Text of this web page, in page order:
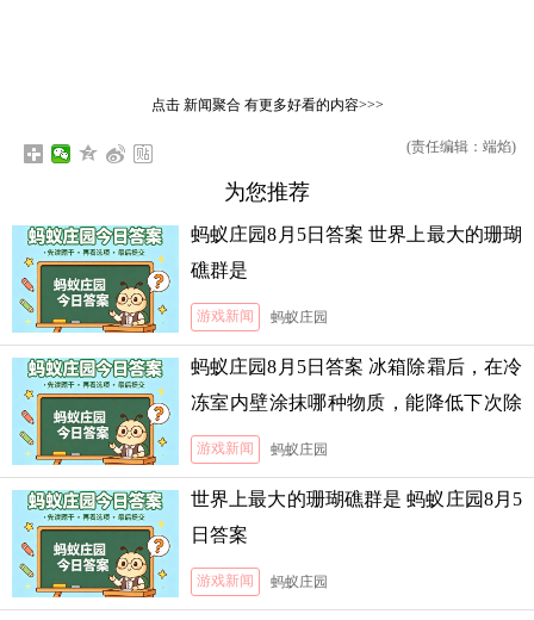
点击 新闻聚合有更多好看的内容>>>
(责任编辑：端焰)
为您推荐
蚂蚁庄园8月5日答案 世界上最大的珊瑚
礁群是
游戏新闻 蚂蚁庄园
蚂蚁庄园8月5日答案 冰箱除霜后，在冷
冻室内壁涂抹哪种物质，能降低下次除
霜的难度
游戏新闻 蚂蚁庄园
世界上最大的珊瑚礁群是 蚂蚁庄园8月5
日答案
游戏新闻 蚂蚁庄园